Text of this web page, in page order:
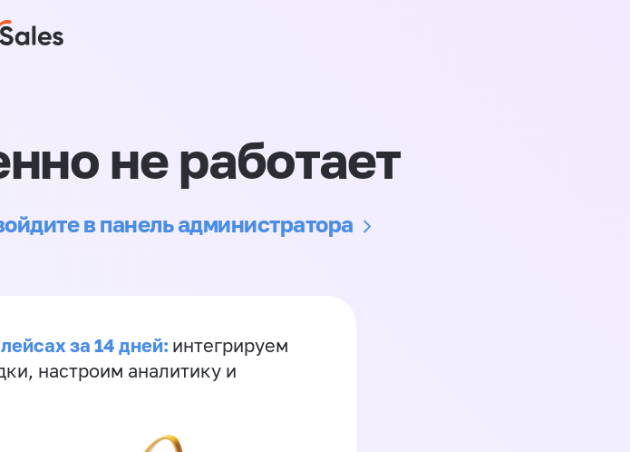
не работает
в панель администратора
за 14 дней: интегрируем
настроим аналитику и